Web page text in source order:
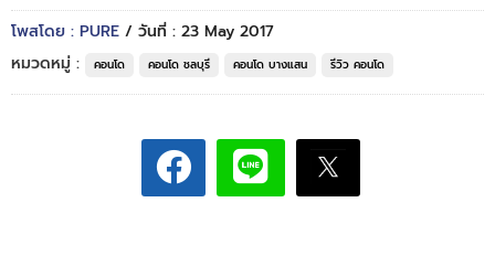
โพสโดย : PURE / วันที่ : 23 May 2017
หมวดหมู่ :
คอนโด คอนโด ชลบุรี คอนโด บางแสน รีวิว คอนโด